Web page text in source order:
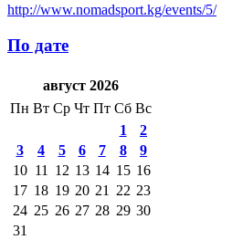
http://www.nomadsport.kg/events/5/
По дате
август 2026
Пн Вт Ср Чт Пт Сб Вс
1
2
3
4 5 6 7 8
9
10 11 12 13 14 15 16
17 18 19 20 21 22 23
24 25 26 27 28 29 30
31